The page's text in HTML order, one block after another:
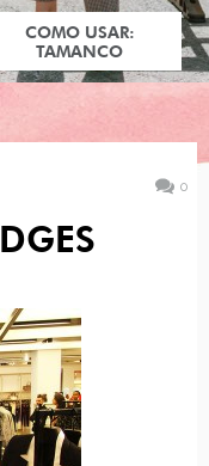
COMO USAR:
TAMANCO
0